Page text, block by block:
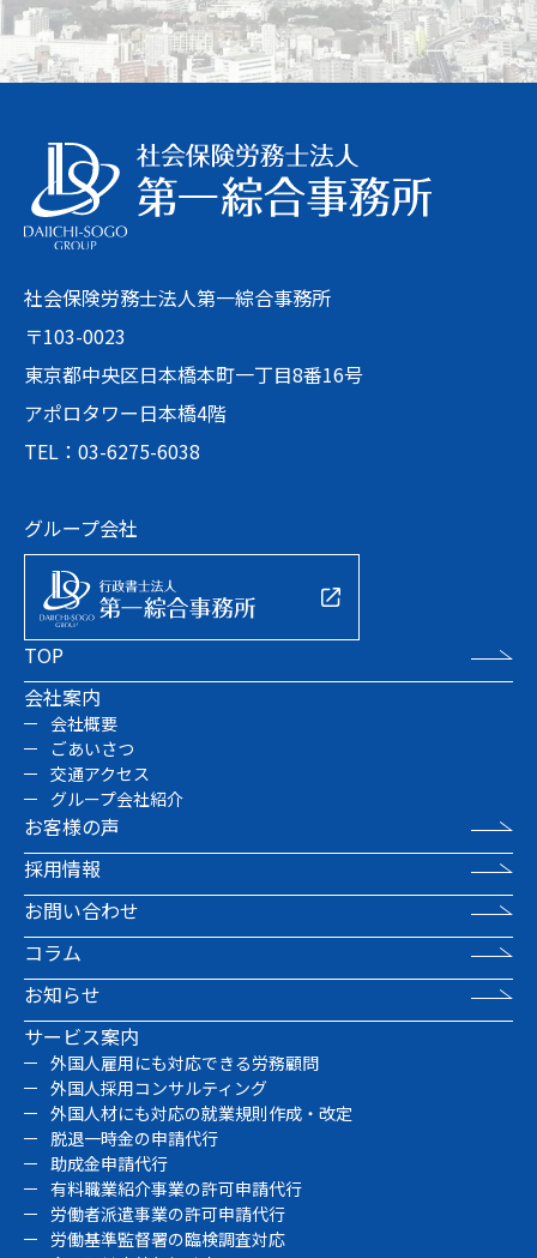
社会保険労務士法人第一綜合事務所
〒103-0023
東京都中央区日本橋本町一丁目8番16号
アポロタワー日本橋4階
TEL：03-6275-6038
グループ会社
TOP
会社案内
会社概要
ごあいさつ
交通アクセス
グループ会社紹介
お客様の声
採用情報
お問い合わせ
コラム
お知らせ
サービス案内
外国人雇用にも対応できる労務顧問
外国人採用コンサルティング
外国人材にも対応の就業規則作成・改定
脱退一時金の申請代行
助成金申請代行
有料職業紹介事業の許可申請代行
労働者派遣事業の許可申請代行
労働基準監督署の臨検調査対応